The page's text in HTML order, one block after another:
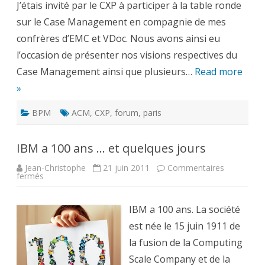
table
ronde
Case
Management
J’étais invité par le CXP à participer à la table ronde
sur le Case Management en compagnie de mes
confrères d’EMC et VDoc. Nous avons ainsi eu
l’occasion de présenter nos visions respectives du
Case Management ainsi que plusieurs… Read more
»
BPM ACM, CXP, forum, paris
IBM a 100 ans … et quelques jours
Jean-Christophe 21 juin 2011 Commentaires
fermés
ans
et
quelques
jours
IBM a 100 ans. La société
est née le 15 juin 1911 de
la fusion de la Computing
Scale Company et de la